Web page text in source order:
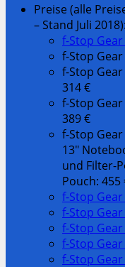
Preise (alle
– Stand Juli 2018):
f-Stop Gear
f-Stop Gear
f-Stop
314 €
f-Stop Gear
389 €
f-Stop
13″
und Filter-
Pouch: 455
f-Stop
f-Stop
f-Stop
f-Stop
f-Stop